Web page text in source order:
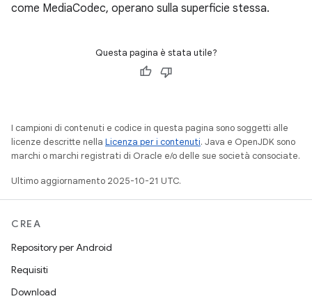
come MediaCodec, operano sulla superficie stessa.
Questa pagina è stata utile?
I campioni di contenuti e codice in questa pagina sono soggetti alle
licenze descritte nella Licenza per i contenuti. Java e OpenJDK sono
marchi o marchi registrati di Oracle e/o delle sue società consociate.
Ultimo aggiornamento 2025-10-21 UTC.
CREA
Repository per Android
Requisiti
Download